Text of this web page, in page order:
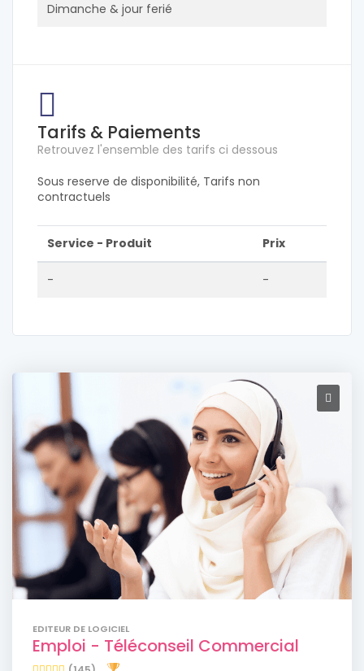
Dimanche & jour ferié
Tarifs & Paiements
Retrouvez l'ensemble des tarifs ci dessous
Sous reserve de disponibilité, Tarifs non
contractuels
Service - Produit Prix
- -
EDITEUR DE LOGICIEL
Emploi - Téléconseil Commercial